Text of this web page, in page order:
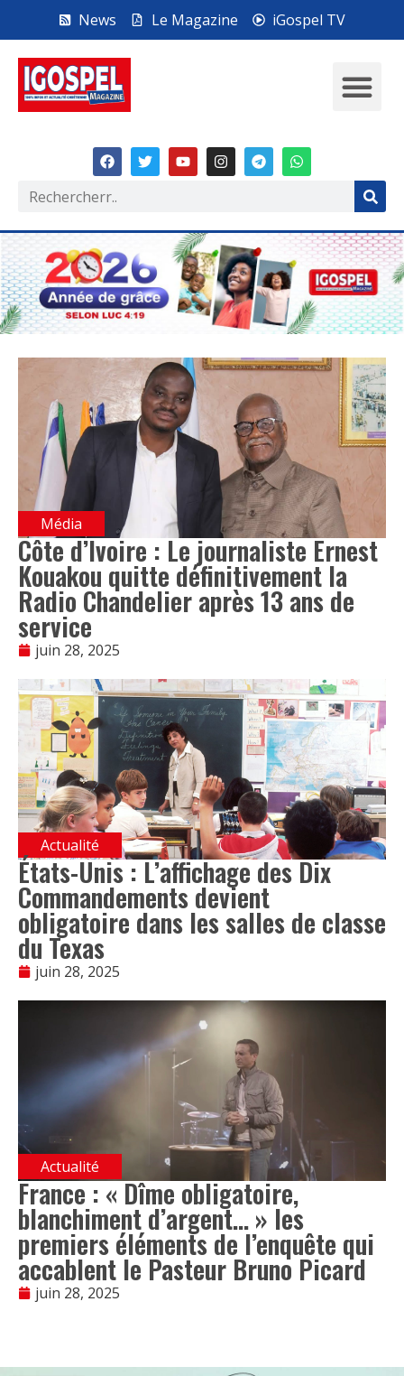
News Le Magazine iGospel TV
Média
Côte d’Ivoire : Le journaliste Ernest
Kouakou quitte définitivement la
Radio Chandelier après 13 ans de
service
juin 28, 2025
Actualité
États-Unis : L’affichage des Dix
Commandements devient
obligatoire dans les salles de classe
du Texas
juin 28, 2025
Actualité
France : « Dîme obligatoire,
blanchiment d’argent… » les
premiers éléments de l’enquête qui
accablent le Pasteur Bruno Picard
juin 28, 2025